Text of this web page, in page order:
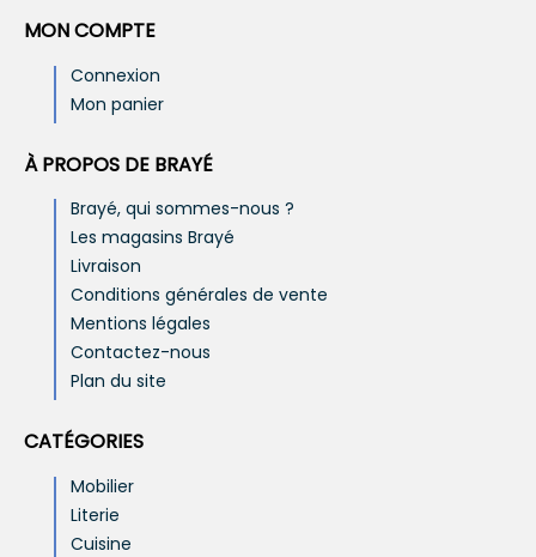
MON COMPTE
Connexion
Mon panier
À PROPOS DE BRAYÉ
Brayé, qui sommes-nous ?
Les magasins Brayé
Livraison
Conditions générales de vente
Mentions légales
Contactez-nous
Plan du site
CATÉGORIES
Mobilier
Literie
Cuisine